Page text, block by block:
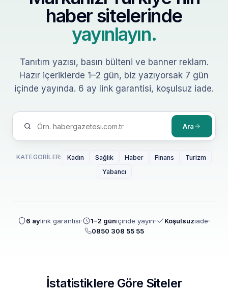
haber sitelerinde
yayınlayın.
Tanıtım yazısı, basın bülteni ve banner reklam.
Hazır içeriklerde 1–2 gün, biz yazıyorsak 7 gün
içinde yayında. 6 ay link garantisi, koşulsuz iade.
Ara
KATEGORILER: Kadın Sağlık Haber Finans
Turizm
Yabancı
6 aylink garantisi 1–2 güniçinde yayın Koşulsuziade
0850 308 55 55
İstatistiklere Göre Siteler